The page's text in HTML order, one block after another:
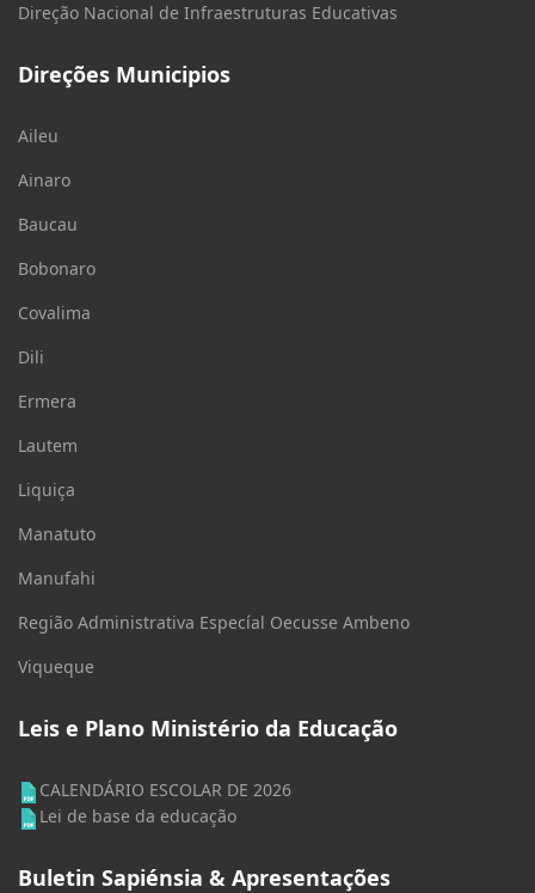
Direção Nacional de Infraestruturas Educativas
Direções Municipios
Aileu
Ainaro
Baucau
Bobonaro
Covalima
Dili
Ermera
Lautem
Liquiça
Manatuto
Manufahi
Região Administrativa Especíal Oecusse Ambeno
Viqueque
Leis e Plano Ministério da Educação
CALENDÁRIO ESCOLAR DE 2026
Lei de base da educação
Buletin Sapiénsia & Apresentações